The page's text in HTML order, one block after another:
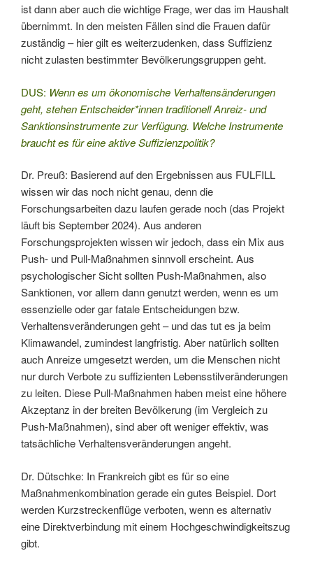
ist dann aber auch die wichtige Frage, wer das im Haushalt
übernimmt. In den meisten Fällen sind die Frauen dafür
zuständig – hier gilt es weiterzudenken, dass Suffizienz
nicht zulasten bestimmter Bevölkerungsgruppen geht.
DUS: Wenn es um ökonomische Verhaltensänderungen
geht, stehen Entscheider*innen traditionell Anreiz- und
Sanktionsinstrumente zur Verfügung. Welche Instrumente
braucht es für eine aktive Suffizienzpolitik?
Dr. Preuß: Basierend auf den Ergebnissen aus FULFILL
wissen wir das noch nicht genau, denn die
Forschungsarbeiten dazu laufen gerade noch (das Projekt
läuft bis September 2024). Aus anderen
Forschungsprojekten wissen wir jedoch, dass ein Mix aus
Push- und Pull-Maßnahmen sinnvoll erscheint. Aus
psychologischer Sicht sollten Push-Maßnahmen, also
Sanktionen, vor allem dann genutzt werden, wenn es um
essenzielle oder gar fatale Entscheidungen bzw.
Verhaltensveränderungen geht – und das tut es ja beim
Klimawandel, zumindest langfristig. Aber natürlich sollten
auch Anreize umgesetzt werden, um die Menschen nicht
nur durch Verbote zu suffizienten Lebensstilveränderungen
zu leiten. Diese Pull-Maßnahmen haben meist eine höhere
Akzeptanz in der breiten Bevölkerung (im Vergleich zu
Push-Maßnahmen), sind aber oft weniger effektiv, was
tatsächliche Verhaltensveränderungen angeht.
Dr. Dütschke: In Frankreich gibt es für so eine
Maßnahmenkombination gerade ein gutes Beispiel. Dort
werden Kurzstreckenflüge verboten, wenn es alternativ
eine Direktverbindung mit einem Hochgeschwindigkeitszug
gibt.